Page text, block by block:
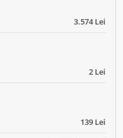
3.574 Lei
2 Lei
139 Lei